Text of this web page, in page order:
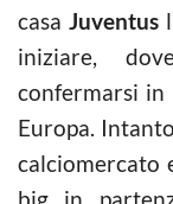
casa Juventus
iniziare,
confermarsi
Europa.
calciomercato